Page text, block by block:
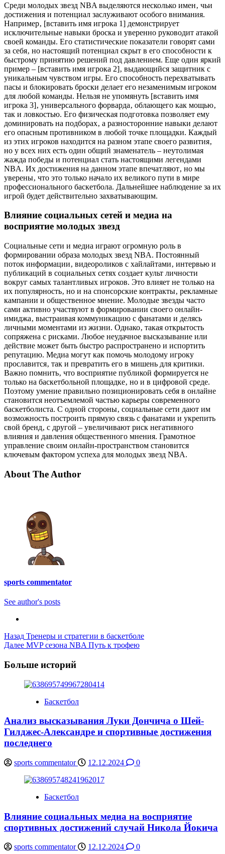
Среди молодых звезд NBA выделяются несколько имен‚ чьи
достижения и потенциал заслуживают особого внимания.
Например‚ [вставить имя игрока 1] демонстрирует
исключительные навыки броска и уверенно руководит атакой
своей команды. Его статистические показатели говорят сами
за себя‚ но настоящий потенциал скрыт в его способности к
быстрому принятию решений под давлением. Еще один яркий
пример – [вставить имя игрока 2]‚ выдающийся защитник с
уникальным чувством игры. Его способность перехватывать
пасы и блокировать броски делает его незаменимым игроком
для любой команды. Нельзя не упомянуть [вставить имя
игрока 3]‚ универсального форварда‚ облающего как мощью‚
так и ловкостью. Его физическая подготовка позволяет ему
доминировать на подборах‚ а разносторонние навыки делают
его опасным противником в любой точке площадки. Каждый
из этих игроков находится на разном этапе своего развития‚
но у всех них есть один общий знаменатель – неутолимая
жажда победы и потенциал стать настоящими легендами
NBA. Их достижения на данном этапе впечатляют‚ но мы
уверены‚ что это только начало их великого пути в мире
профессионального баскетбола. Дальнейшее наблюдение за их
игрой будет действительно захватывающим.
Влияние социальных сетей и медиа на
восприятие молодых звезд
Социальные сети и медиа играют огромную роль в
формировании образа молодых звезд NBA. Постоянный
поток информации‚ видеороликов с хайлайтами‚ интервью и
публикаций в социальных сетях создает культ личности
вокруг самых талантливых игроков. Это влияет не только на
их популярность‚ но и на спонсорские контракты‚ рекламные
кампании и общественное мнение. Молодые звезды часто
сами активно участвуют в формировании своего онлайн-
имиджа‚ выстраивая коммуникацию с фанатами и делясь
личными моментами из жизни. Однако‚ такая открытость
сопряжена с рисками. Любое неудачное высказывание или
действие может быть быстро распространено и испортить
репутацию. Медиа могут как помочь молодому игроку
прославится‚ так и превратить его в мишень для критики.
Важно помнить‚ что восприятие публикой формируется не
только на баскетбольной площадке‚ но и в цифровой среде.
Поэтому умение правильно позиционировать себя в онлайне
становится неотъемлемой частью карьеры современного
баскетболиста. С одной стороны‚ социальные сети дают им
возможность построить прямую связь с фанатами и укрепить
свой бренд‚ с другой – увеличивают риск негативного
влияния и давления общественного мнения. Грамотное
управление своим онлайн-пространством становится
ключевым фактором успеха для молодых звезд NBA.
About The Author
sports commentator
See author's posts
Post
Navigation
Назад Тренеры и стратегии в баскетболе
Далее MVP сезона NBA Путь к трофею
Больше историй
Баскетбол
Анализ высказывания Луки Дончича о Шей-
Гилджес-Александре и спортивные достижения
последнего
sports commentator 12.12.2024 0
Баскетбол
Влияние социальных медиа на восприятие
спортивных достижений случай Никола Йокича
sports commentator 12.12.2024 0